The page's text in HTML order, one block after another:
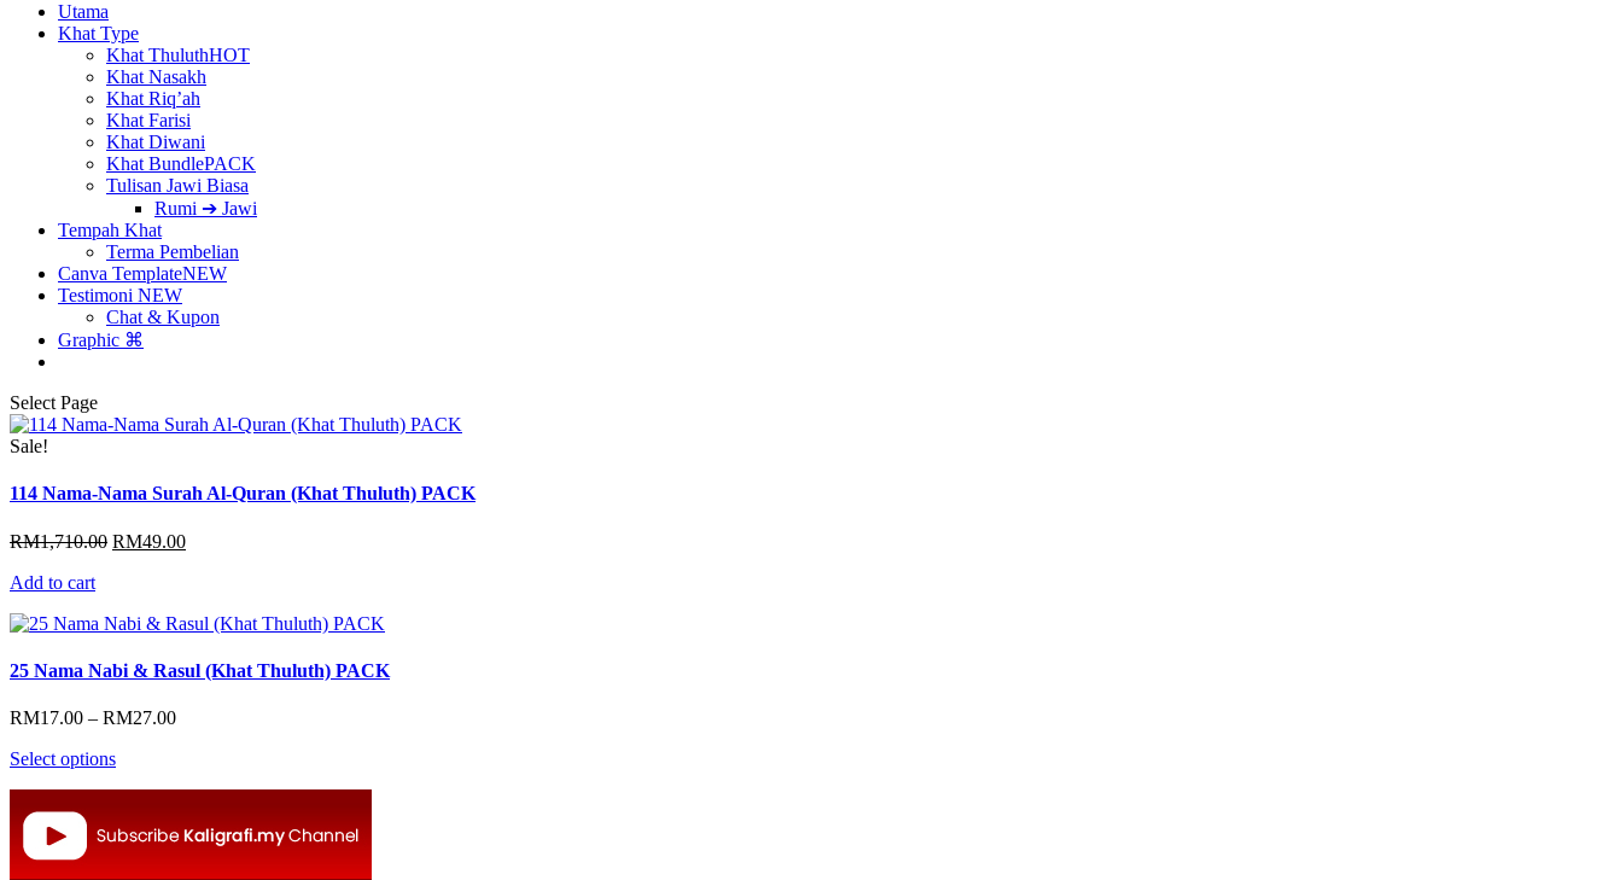
Utama
Khat Type
Khat ThuluthHOT
Khat Nasakh
Khat Riq’ah
Khat Farisi
Khat Diwani
Khat BundlePACK
Tulisan Jawi Biasa
Rumi ➔ Jawi
Tempah Khat
Terma Pembelian
Canva TemplateNEW
Testimoni NEW
Chat & Kupon
Graphic ⌘
Select Page
Sale!
114 Nama-Nama Surah Al-Quran (Khat Thuluth) PACK
RM1,710.00 Original
RM49.00Current
Add to cart
25 Nama Nabi & Rasul (Khat Thuluth) PACK
RM17.00 – RM27.00Price
Select options